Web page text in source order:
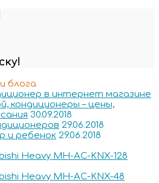
блога
в интернет магазине
кондиционеры – цены,
30.09.2018
29.06.2018
и ребенок 29.06.2018
Heavy MH-AC-KNX-128
Heavy MH-AC-KNX-48